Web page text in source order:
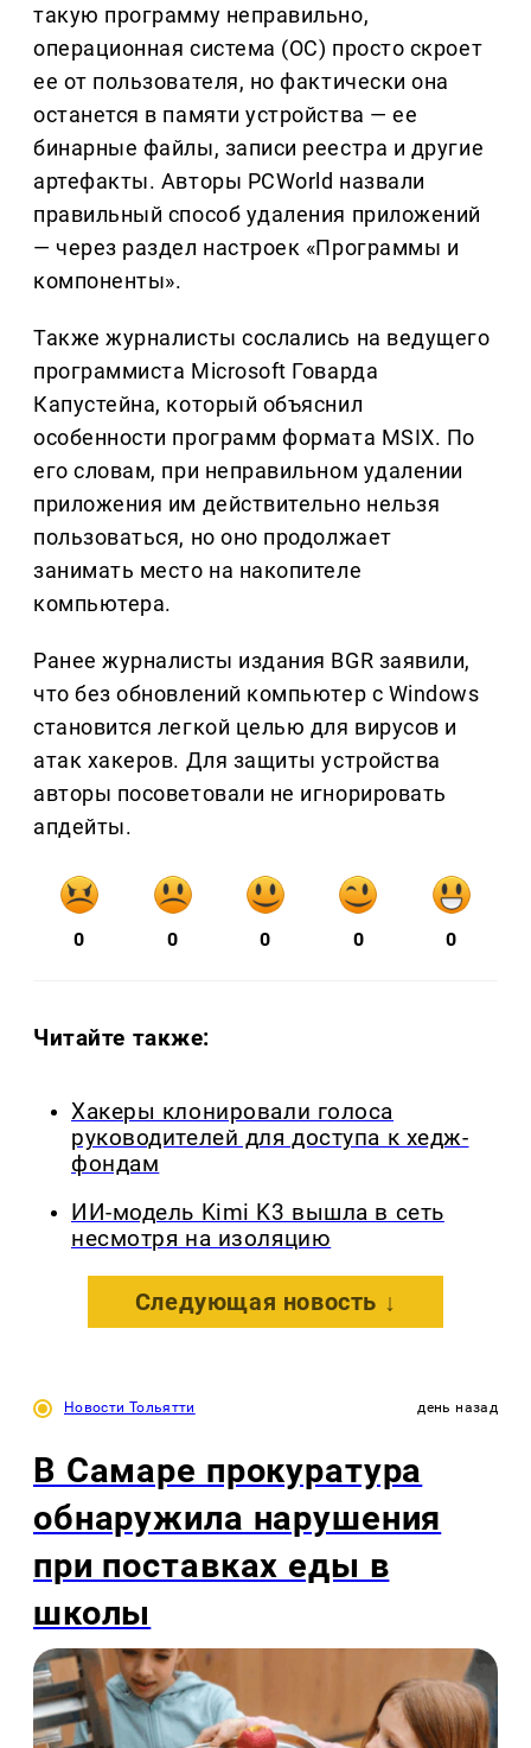
такую программу неправильно,
операционная система (ОС) просто скроет
ее от пользователя, но фактически она
останется в памяти устройства — ее
бинарные файлы, записи реестра и другие
артефакты. Авторы PCWorld назвали
правильный способ удаления приложений
— через раздел настроек «Программы и
компоненты».
Также журналисты сослались на ведущего
программиста Microsoft Говарда
Капустейна, который объяснил
особенности программ формата MSIX. По
его словам, при неправильном удалении
приложения им действительно нельзя
пользоваться, но оно продолжает
занимать место на накопителе
компьютера.
Ранее журналисты издания BGR заявили,
что без обновлений компьютер с Windows
становится легкой целью для вирусов и
атак хакеров. Для защиты устройства
авторы посоветовали не игнорировать
апдейты.
0 0 0 0 0
Читайте также:
Хакеры клонировали голоса
руководителей для доступа к хедж-
фондам
ИИ-модель Kimi K3 вышла в сеть
несмотря на изоляцию
Следующая новость ↓
Новости Тольятти день назад
В Самаре прокуратура
обнаружила нарушения
при поставках еды в
школы